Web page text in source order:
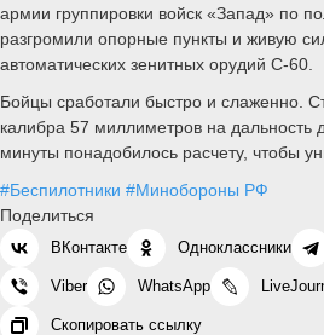
армии группировки войск «Запад» по
разгромили опорные пункты и живую
автоматических зенитных орудий С-60.
Бойцы сработали быстро и слаженно.
калибра 57 миллиметров на дальность
минуты понадобилось расчету, чтобы
#Беспилотники #Минобороны РФ
Поделиться
ВКонтакте Одноклассники
Viber WhatsApp
Скопировать ссылку